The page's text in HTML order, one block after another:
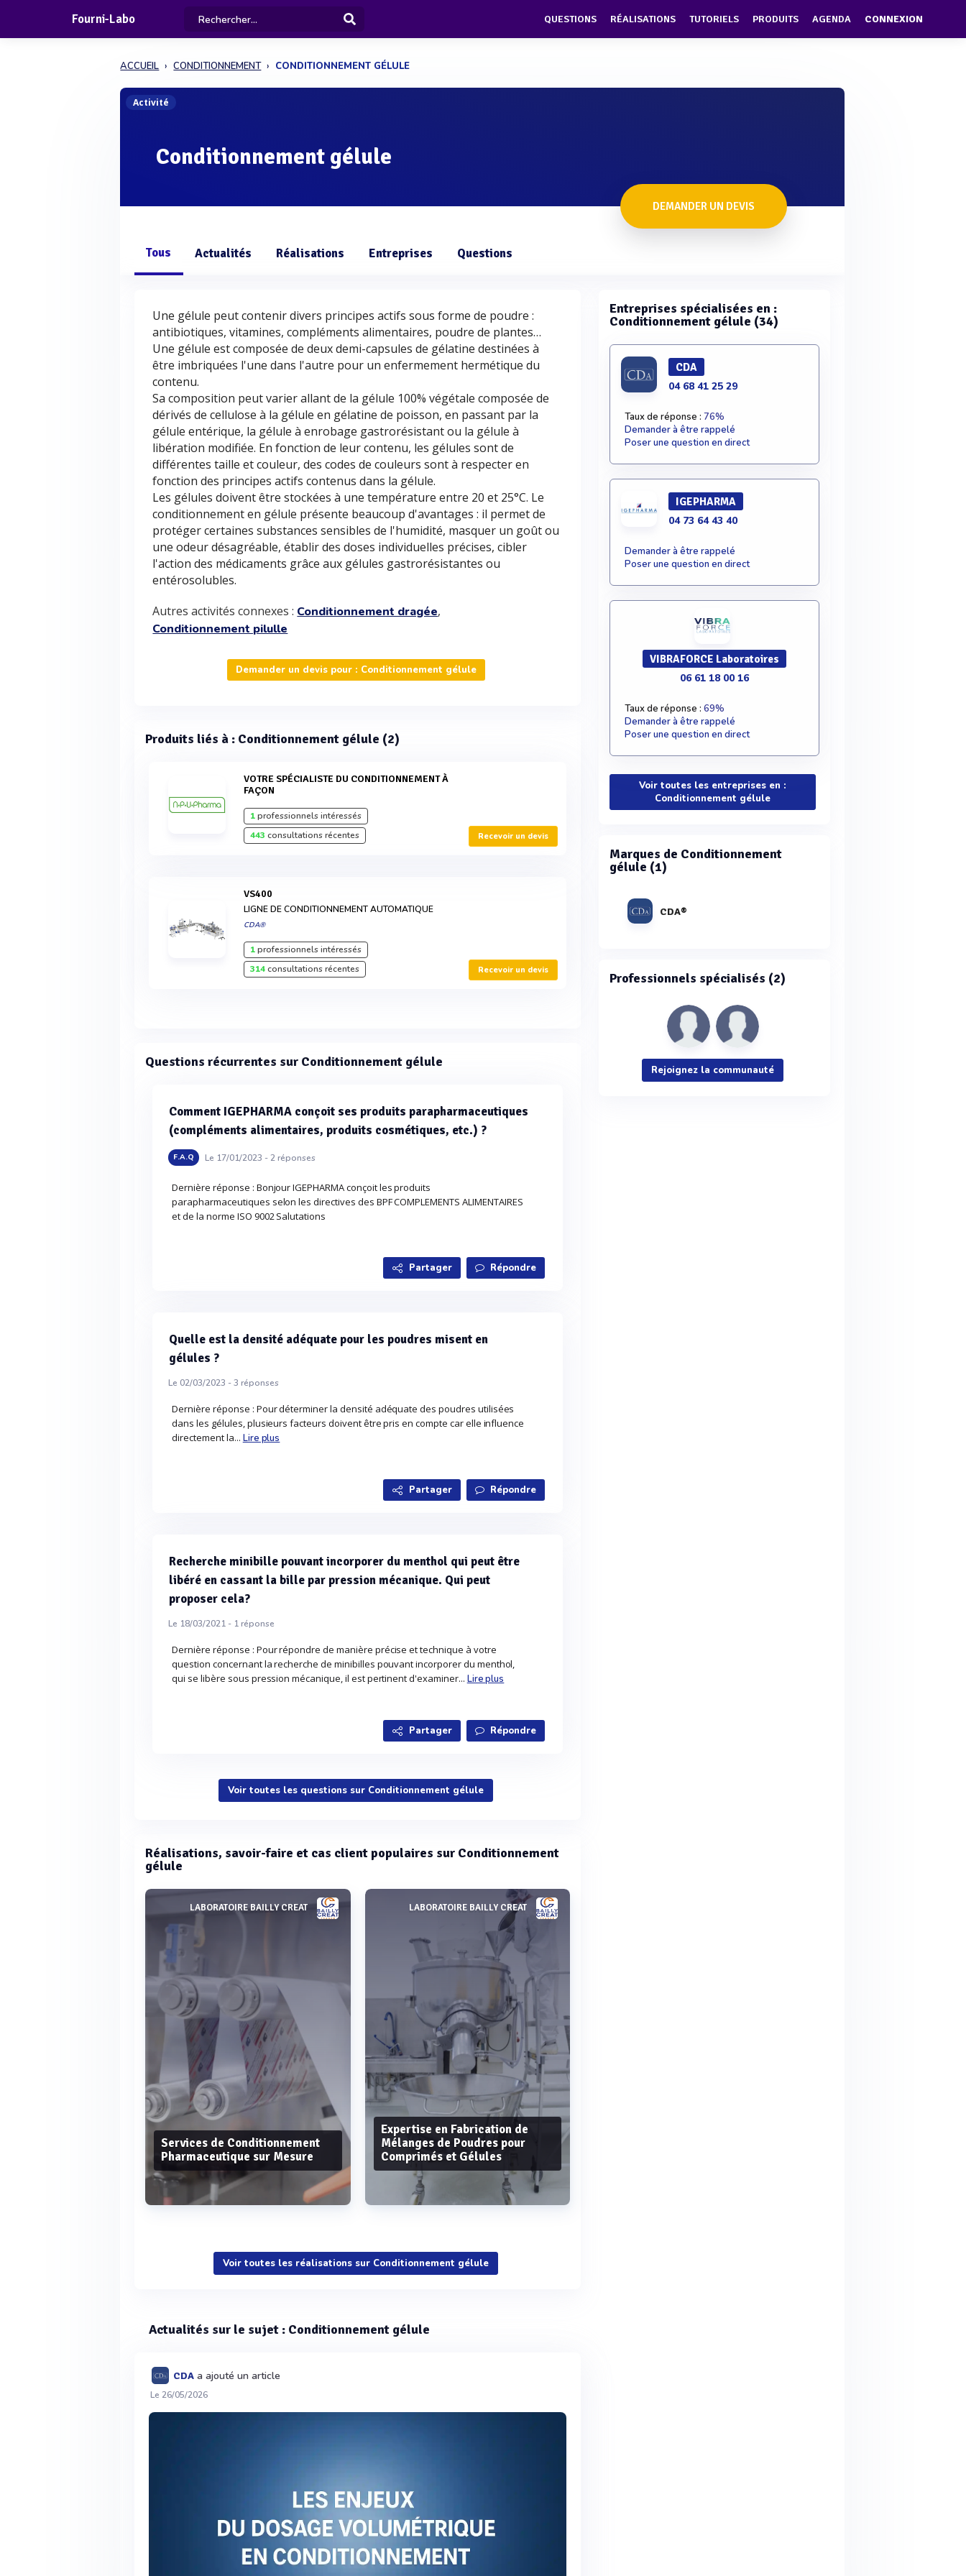
Fourni-Labo QUESTIONS RÉALISATIONS TUTORIELS PRODUITS AGENDA CONNEXION
ACCUEIL CONDITIONNEMENT CONDITIONNEMENT GÉLULE
Activité
Conditionnement gélule
DEMANDER UN DEVIS
Tous Actualités Réalisations Entreprises Questions
Une gélule peut contenir divers principes actifs sous forme de poudre :
antibiotiques, vitamines, compléments alimentaires, poudre de plantes…
Une gélule est composée de deux demi-capsules de gélatine destinées à
être imbriquées l'une dans l'autre pour un enfermement hermétique du
contenu.
Sa composition peut varier allant de la gélule 100% végétale composée de
dérivés de cellulose à la gélule en gélatine de poisson, en passant par la
gélule entérique, la gélule à enrobage gastrorésistant ou la gélule à
libération modifiée. En fonction de leur contenu, les gélules sont de
différentes taille et couleur, des codes de couleurs sont à respecter en
fonction des principes actifs contenus dans la gélule.
Les gélules doivent être stockées à une température entre 20 et 25°C. Le
conditionnement en gélule présente beaucoup d'avantages : il permet de
protéger certaines substances sensibles de l'humidité, masquer un goût ou
une odeur désagréable, établir des doses individuelles précises, cibler
l'action des médicaments grâce aux gélules gastrorésistantes ou
entérosolubles.
Autres activités connexes : Conditionnement dragée,
Conditionnement pilulle
Demander un devis pour : Conditionnement gélule
Produits liés à : Conditionnement gélule (2)
VOTRE SPÉCIALISTE DU CONDITIONNEMENT À
FAÇON
1professionnels intéressés
443 consultations récentes Recevoir un devis
VS400
LIGNE DE CONDITIONNEMENT AUTOMATIQUE
CDA®
1professionnels intéressés
314consultations récentes Recevoir un devis
Questions récurrentes sur Conditionnement gélule
Comment IGEPHARMA conçoit ses produits parapharmaceutiques
(compléments alimentaires, produits cosmétiques, etc.) ?
F.A.Q Le 17/01/2023 -2réponses
Dernière réponse : Bonjour IGEPHARMA conçoit les produits
parapharmaceutiques selon les directives des BPF COMPLEMENTS ALIMENTAIRES
et de la norme ISO 9002 Salutations
Partager Répondre
Quelle est la densité adéquate pour les poudres misent en
gélules ?
Le 02/03/2023 -3 réponses
Dernière réponse : Pour déterminer la densité adéquate des poudres utilisées
dans les gélules, plusieurs facteurs doivent être pris en compte car elle influence
directement la... Lire plus
Partager Répondre
Recherche minibille pouvant incorporer du menthol qui peut être
libéré en cassant la bille par pression mécanique. Qui peut
proposer cela?
Le 18/03/2021 - 1réponse
Dernière réponse : Pour répondre de manière précise et technique à votre
question concernant la recherche de minibilles pouvant incorporer du menthol,
qui se libère sous pression mécanique, il est pertinent d'examiner... Lire plus
Partager Répondre
Voir toutes les questions sur Conditionnement gélule
Réalisations, savoir-faire et cas client populaires sur Conditionnement
gélule
LABORATOIRE BAILLY CREAT
Services de Conditionnement
Pharmaceutique sur Mesure
Voir plus
LABORATOIRE BAILLY CREAT
Expertise en Fabrication de
Mélanges de Poudres pour
Comprimés et Gélules
Voir plus
Voir toutes les réalisations sur Conditionnement gélule
Actualités sur le sujet : Conditionnement gélule
CDA a ajouté un article
Le 26/05/2026
Entreprises spécialisées en :
Conditionnement gélule (34)
CDA
04 68 41 25 29
Taux de réponse : 76%
Demander à être rappelé
Poser une question en direct
IGEPHARMA
04 73 64 43 40
Demander à être rappelé
Poser une question en direct
VIBRAFORCE Laboratoires
06 61 18 00 16
Taux de réponse : 69%
Demander à être rappelé
Poser une question en direct
Voir toutes les entreprises en :
Conditionnement gélule
Marques de Conditionnement
gélule (1)
CDA®
Professionnels spécialisés (2)
Rejoignez la communauté